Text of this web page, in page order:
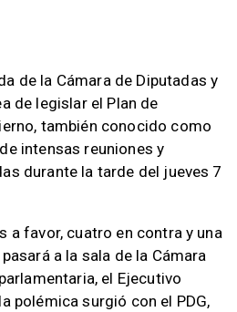
de la Cámara de Diputadas y
de legislar el Plan de
también conocido como
intensas reuniones y
durante la tarde del jueves 7
a favor, cuatro en contra y una
a la sala de la Cámara
el Ejecutivo
polémica surgió con el PDG,